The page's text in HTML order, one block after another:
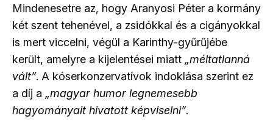
Mindenesetre az, hogy Aranyosi Péter a kormány
két szent tehenével, a zsidókkal és a cigányokkal
is mert viccelni, végül a Karinthy-gyűrűjébe
került, amelyre a kijelentései miatt „méltatlanná
vált”. A kóserkonzervatívok indoklása szerint ez
a díj a „magyar humor legnemesebb
hagyományait hivatott képviselni”.